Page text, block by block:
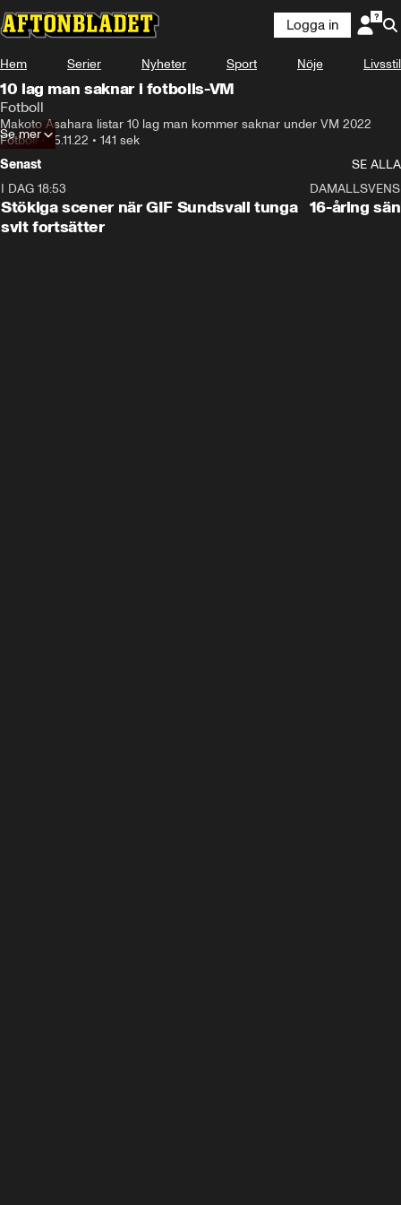
Logga in
Hem Serier Nyheter Sport Nöje Livsstil
10 lag man saknar i fotbolls-VM
Fotboll
Makoto Asahara listar 10 lag man kommer saknar under VM 2022
Fotboll•15.11.22 • 141 sek
Se mer
Senast
SE ALLA
I DAG 18:53
Stökiga scener när GIF Sundsvall tunga
svit fortsätter
16-åring